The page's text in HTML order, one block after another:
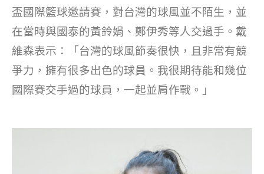
盃國際籃球邀請賽，對台灣的球風並不陌生，並
在當時與國泰的黃鈴娟、鄭伊秀等人交過手。戴
維森表示：「台灣的球風節奏很快，且非常有競
爭力，擁有很多出色的球員。我很期待能和幾位
國際賽交手過的球員，一起並肩作戰。」